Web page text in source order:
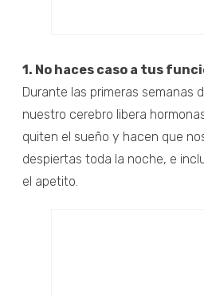
1. No haces caso a tus
Durante las primeras semanas
nuestro cerebro libera
quiten el sueño y hacen que
despiertas toda la noche, e
el apetito.